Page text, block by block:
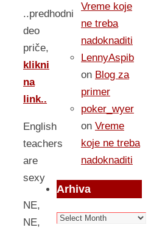
..predhodni
deo
priče,
klikni
na
link..
English
teachers
are
sexy
NE,
NE,
Vreme koje
ne treba
nadoknaditi
LennyAspib
on Blog za
primer
poker_wyer
on Vreme
koje ne treba
nadoknaditi
Arhiva
Arhiva